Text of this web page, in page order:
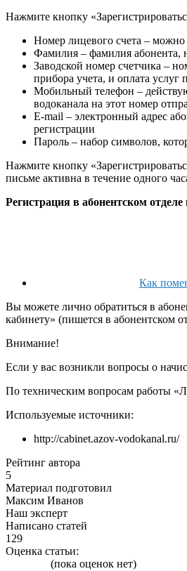
Нажмите кнопку
Номер лицевого счета –
Фамилия – фамилия абонента,
Заводской номер счетчика –
прибора учета, и оплата услуг
Мобильный телефон –
водоканала на этот номер
E-mail – электронный адрес
регистрации
Пароль – набор символов,
Нажмите кнопку
письме активна в течение одного
Регистрация в абонентском отделе
Как
Вы можете лично обратиться в
кабинету» (пишется в абонентском
Внимание!
Если у вас возникли вопросы о
По техническим вопросам работы
Используемые источники:
http://cabinet.azov-vodokanal.ru/
Рейтинг автора
5
Материал подготовил
Максим Иванов
Наш эксперт
Написано статей
129
Оценка статьи:
(пока оценок нет)